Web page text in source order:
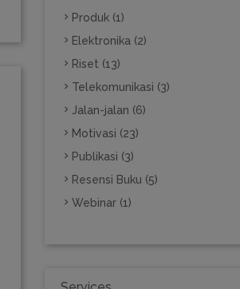
Produk (1)
Elektronika (2)
Riset (13)
Telekomunikasi (3)
Jalan-jalan (6)
Motivasi (23)
Publikasi (3)
Resensi Buku (5)
Webinar (1)